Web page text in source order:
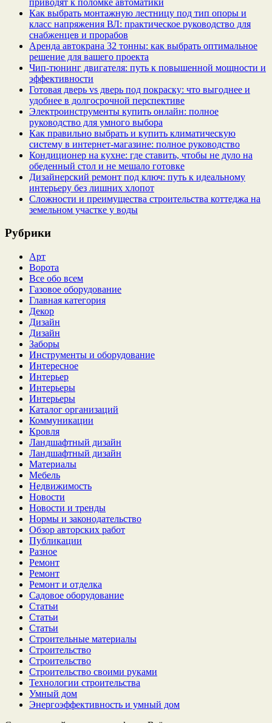
Как выбрать монтажную лестницу под тип опоры и
класс напряжения ВЛ: практическое руководство для
снабженцев и прорабов
Аренда автокрана 32 тонны: как выбрать оптимальное
решение для вашего проекта
Чип‑тюнинг двигателя: путь к повышенной мощности и
эффективности
Готовая дверь vs дверь под покраску: что выгоднее и
удобнее в долгосрочной перспективе
Электроинструменты купить онлайн: полное
руководство для умного выбора
Как правильно выбрать и купить климатическую
систему в интернет‑магазине: полное руководство
Кондиционер на кухне: где ставить, чтобы не дуло на
обеденный стол и не мешало готовке
Дизайнерский ремонт под ключ: путь к идеальному
интерьеру без лишних хлопот
Сложности и преимущества строительства коттеджа на
земельном участке у воды
Рубрики
Арт
Ворота
Все обо всем
Газовое оборудование
Главная категория
Декор
Дизайн
Дизайн
Заборы
Инструменты и оборудование
Интересное
Интерьер
Интерьеры
Интерьеры
Каталог организаций
Коммуникации
Кровля
Ландшафтный дизайн
Ландшафтный дизайн
Материалы
Мебель
Недвижимость
Новости
Новости и тренды
Нормы и законодательство
Обзор авторских работ
Публикации
Разное
Ремонт
Ремонт
Ремонт и отделка
Садовое оборудование
Статьи
Статьи
Статьи
Строительные материалы
Строительство
Строительство
Строительство своими руками
Технологии строительства
Умный дом
Энергоэффективность и умный дом